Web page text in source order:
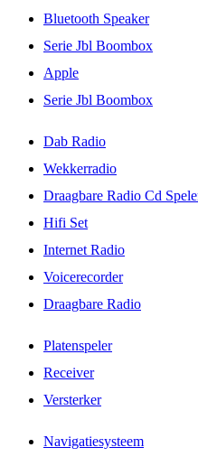
Bluetooth Speaker
Serie Jbl Boombox
Apple
Serie Jbl Boombox
Dab Radio
Wekkerradio
Draagbare Radio Cd
Hifi Set
Internet Radio
Voicerecorder
Draagbare Radio
Platenspeler
Receiver
Versterker
Navigatiesysteem